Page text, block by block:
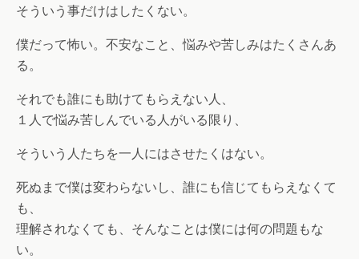
そういう事だけはしたくない。
僕だって怖い。不安なこと、悩みや苦しみはたくさんあ
る。
それでも誰にも助けてもらえない人、
１人で悩み苦しんでいる人がいる限り、
そういう人たちを一人にはさせたくはない。
死ぬまで僕は変わらないし、誰にも信じてもらえなくて
も、
理解されなくても、そんなことは僕には何の問題もな
い。